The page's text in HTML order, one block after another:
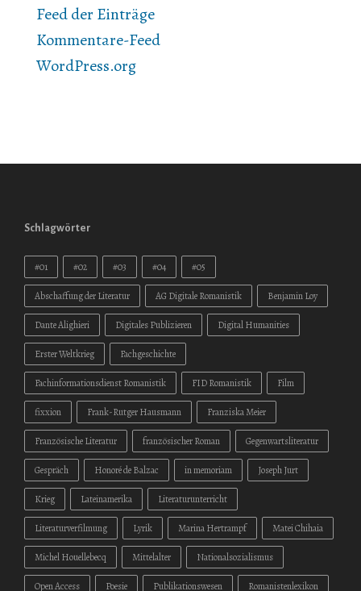
Feed der Einträge
Kommentare-Feed
WordPress.org
Schlagwörter
#01 #02 #03 #04 #05
Abschaffung der Literatur AG Digitale Romanistik Benjamin Loy
Dante Alighieri Digitales Publizieren Digital Humanities
Erster Weltkrieg Fachgeschichte
Fachinformationsdienst Romanistik FID Romanistik Film
fixxion Frank-Rutger Hausmann Franziska Meier
Französische Literatur französischer Roman Gegenwartsliteratur
Gespräch Honoré de Balzac in memoriam Joseph Jurt
Krieg Lateinamerika Literaturunterricht
Literaturverfilmung Lyrik Marina Hertrampf Matei Chihaia
Michel Houellebecq Mittelalter Nationalsozialismus
Open Access Poesie Publikationswesen Romanistenlexikon